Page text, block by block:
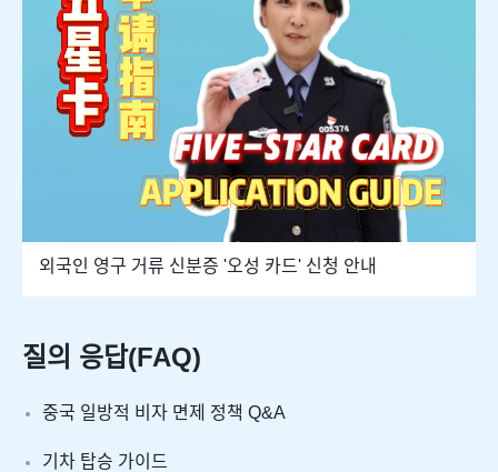
외국인 영구 거류 신분증 '오성 카드' 신청 안내
질의 응답(FAQ)
중국 일방적 비자 면제 정책 Q&A
기차 탑승 가이드